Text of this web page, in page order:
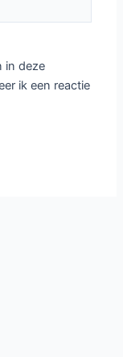
in deze
ik een reactie